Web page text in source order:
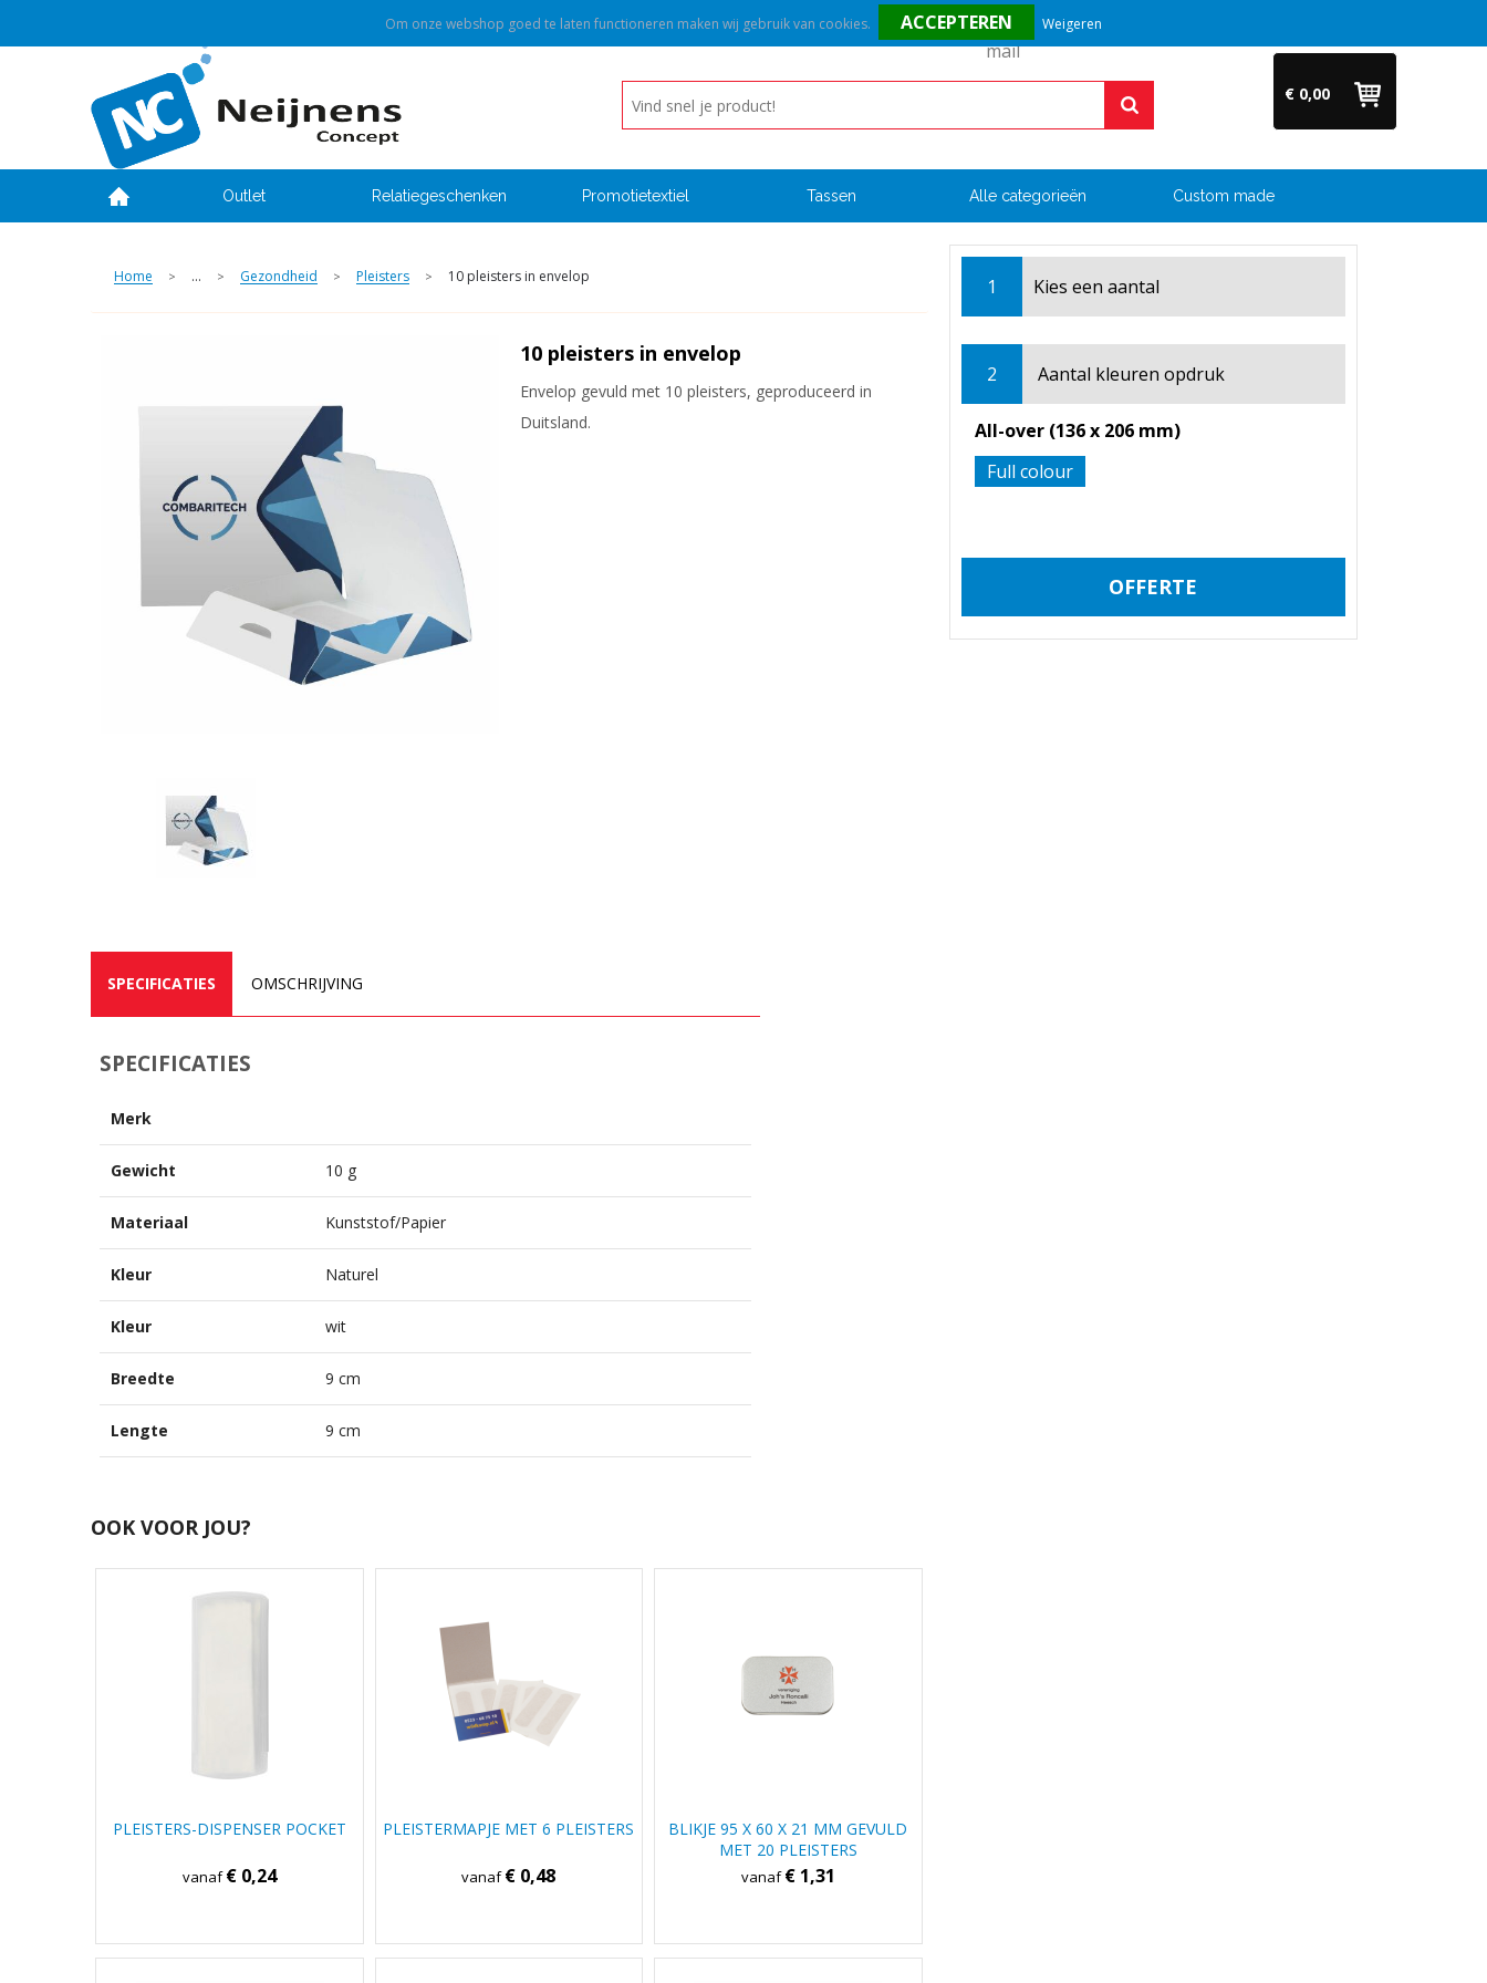
Vragen? Bel ons direct op +31 (0)6 54 33 52 04
€ 0,00
Outlet Relatiegeschenken Promotietextiel Tassen Alle categorieën Custom made
Home > ... > Gezondheid > Pleisters > 10 pleisters in envelop 1 Kies een aantal
2 Aantal kleuren opdruk
All-over (136 x 206 mm)
Full colour
OFFERTE
10 pleisters in envelop
Envelop gevuld met 10 pleisters, geproduceerd in
Duitsland.
SPECIFICATIES OMSCHRIJVING
SPECIFICATIES
Merk
Gewicht 10 g
Materiaal Kunststof/Papier
Kleur Naturel
Kleur wit
Breedte 9 cm
Lengte 9 cm
OOK VOOR JOU?
PLEISTERS-DISPENSER POCKET
vanaf€ 0,24
PLEISTERMAPJE MET 6 PLEISTERS
vanaf€ 0,48
BLIKJE 95 X 60 X 21 MM GEVULD
MET 20 PLEISTERS
vanaf€ 1,31
Om onze webshop goed te laten functioneren maken wij gebruik van cookies. Weigeren